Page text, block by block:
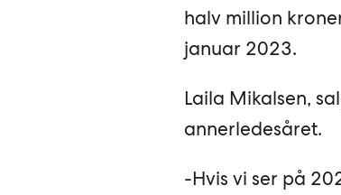
halv million
januar 2023.
Laila Mikalsen,
annerledesåret.
-Hvis vi ser på